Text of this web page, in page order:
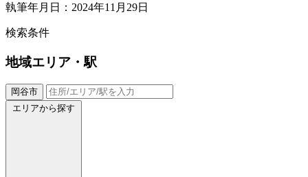
執筆年月日：2024年11月29日
検索条件
地域エリア・駅
岡谷市
エリアから探す